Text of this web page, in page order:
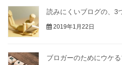
読みにくいブログの、3
2019年1月22日
ブロガーのためにウケ